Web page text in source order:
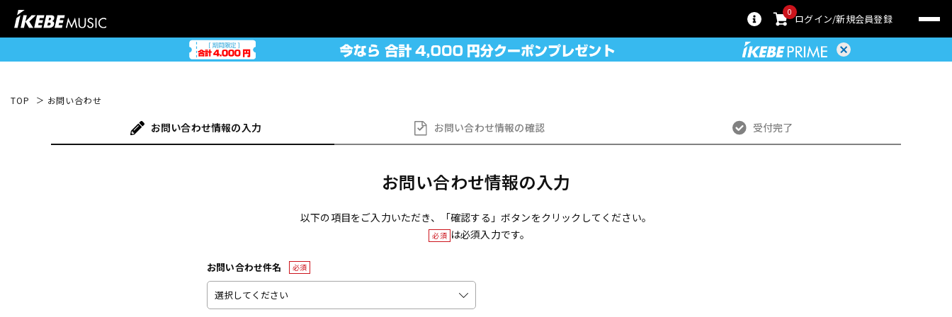
0
ログイン 新規会員登録
TOP お問い合わせ
お問い合わせ情報の入力 お問い合わせ情報の確認 受付完了
お問い合わせ情報の入力
以下の項目をご入力いただき、「確認する」ボタンをクリックしてください。
必須 は必須入力です。
お問い合わせ件名 必須